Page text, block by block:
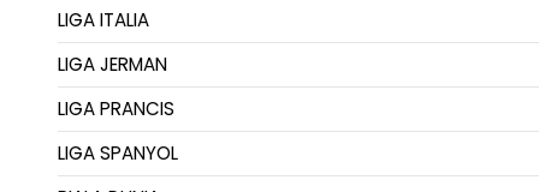
LIGA ITALIA
LIGA JERMAN
LIGA PRANCIS
LIGA SPANYOL